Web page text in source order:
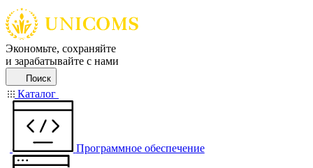
Экономьте, сохраняйте
и зарабатывайте с нами
Поиск
Каталог
Программное обеспечение